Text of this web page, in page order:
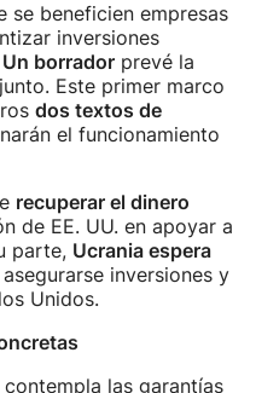
se beneficien empresas
inversiones
Un borrador prevé la
Este primer marco
dos textos de
el funcionamiento
recuperar el dinero
de EE. UU. en apoyar a
parte, Ucrania espera
inversiones y
Unidos.
las garantías